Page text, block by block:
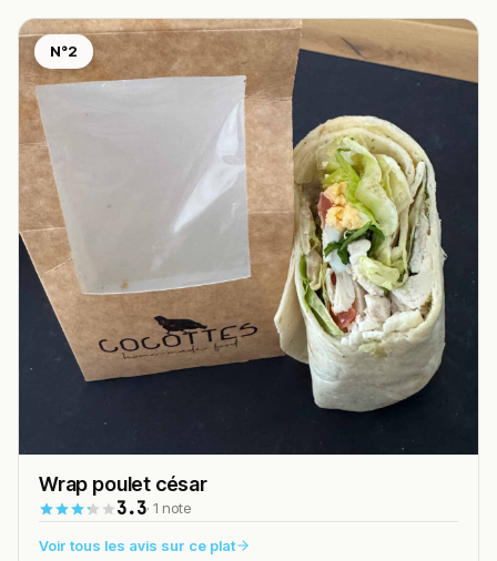
N°2
Wrap poulet césar
3.3· 1 note
Voir tous les avis sur ce plat